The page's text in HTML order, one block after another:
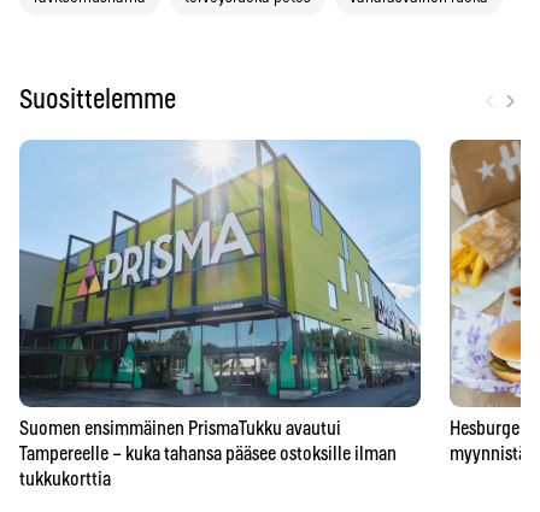
Suosittelemme ›
Suomen ensimmäinen PrismaTukku avautui
Tampereelle – kuka tahansa pääsee ostoksille ilman
tukkukorttia
myynnistä